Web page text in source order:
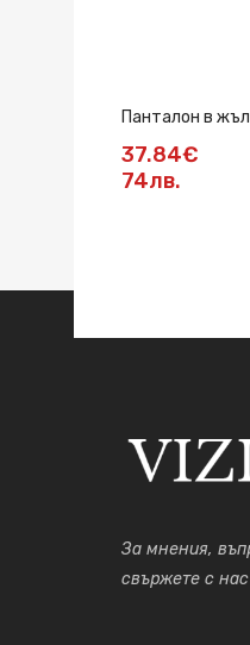
Панталон в
37.84€
74лв.
За мнения,
свържете с